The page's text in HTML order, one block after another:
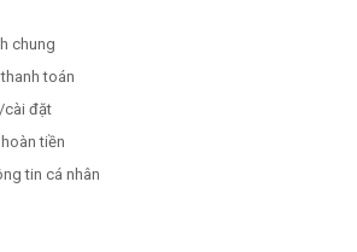
chung
toán
cài đặt
tiền
tin cá nhân